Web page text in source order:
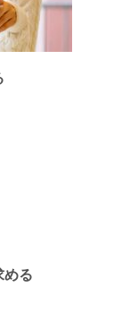
める